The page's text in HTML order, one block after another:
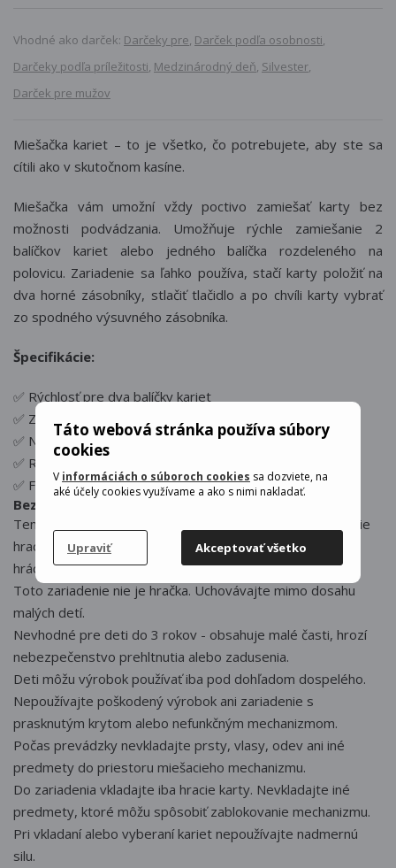
Táto webová stránka používa súbory
cookies
V informáciách o súboroch cookies sa dozviete, na
aké účely cookies využívame a ako s nimi nakladať.
Upraviť Akceptovať všetko
Vhodné ako darček: Darčeky pre, Darček podľa osobnosti,
Darčeky podľa príležitosti, Medzinárodný deň, Silvester,
Darček pre mužov
Miešačka kariet – to je všetko, čo potrebujete, aby ste sa
cítili ako v skutočnom kasíne.
Miešačka vám umožní vždy poctivo zamiešať karty bez
možnosti podvádzania. Umožňuje rýchle zamiešanie 2
balíčkov kariet alebo jedného balíčka rozdeleného na
polovicu. Zariadenie sa ľahko používa, stačí karty položiť na
dva horné zásobníky, stlačiť tlačidlo a po chvíli karty vybrať
zo spodného výsuvného zásobníka.
Špecifikácie:
✅ Rýchlosť pre dva balíčky kariet
✅ Zásobník na vyberanie kariet
✅ Napájanie: 4x AA (nie je súčasťou balenia)
✅ Rozmery: 10 cm x 10,4 cm x 20,3 cm
✅ Farba: čierna
Bezpečnostné upozornenie:
Tento výrobok používajte výlučne na automatické miešanie
hracích kariet bežných rozmerov používaných v kartových
hrách.
Toto zariadenie nie je hračka. Uchovávajte mimo dosahu
malých detí.
Nevhodné pre deti do 3 rokov - obsahuje malé časti, hrozí
nebezpečenstvo prehltnutia alebo zadusenia.
Deti môžu výrobok používať iba pod dohľadom dospelého.
Nepoužívajte poškodený výrobok ani zariadenie s
prasknutým krytom alebo nefunkčným mechanizmom.
Počas prevádzky nevkladajte prsty, vlasy, odev ani iné
predmety do priestoru miešacieho mechanizmu.
Do zariadenia vkladajte iba hracie karty. Nevkladajte iné
predmety, ktoré môžu spôsobiť zablokovanie mechanizmu.
Pri vkladaní alebo vyberaní kariet nepoužívajte nadmernú
silu.